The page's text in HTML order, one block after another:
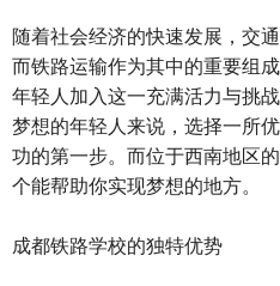
随着社会经济的快速发展，交
而铁路运输作为其中的重要组
年轻人加入这一充满活力与挑
梦想的年轻人来说，选择一所
功的第一步。而位于西南地区
个能帮助你实现梦想的地方。
成都铁路学校的独特优势